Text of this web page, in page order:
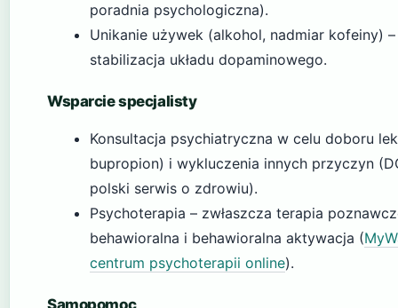
poradnia psychologiczna).
Unikanie używek (alkohol, nadmiar kofeiny) –
stabilizacja układu dopaminowego.
Wsparcie specjalisty
Konsultacja psychiatryczna w celu doboru
bupropion) i wykluczenia innych przyczyn
polski serwis o zdrowiu).
Psychoterapia – zwłaszcza terapia
behawioralna i behawioralna aktywacja (
centrum psychoterapii online).